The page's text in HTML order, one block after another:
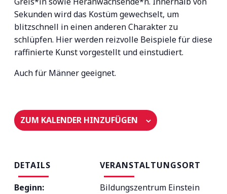
Sekunden wird das Kostüm gewechselt, um
blitzschnell in einen anderen Charakter zu
schlüpfen. Hier werden reizvolle Beispiele für diese
raffinierte Kunst vorgestellt und einstudiert.
Auch für Männer geeignet.
ZUM KALENDER HINZUFÜGEN
DETAILS
Beginn:
VERANSTALTUNGSORT
Bildungszentrum Einstein